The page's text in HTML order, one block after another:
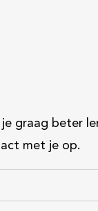
graag beter
met je op.